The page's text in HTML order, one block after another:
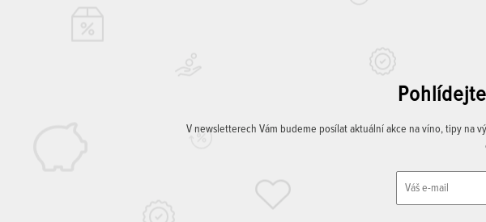
V newsletterech Vám budeme posílat aktuální akce na víno, tipy na